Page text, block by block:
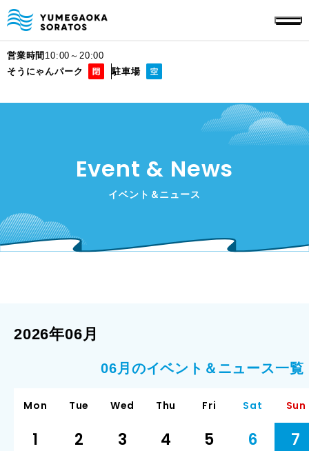
営業時間 10:00～20:00
そうにゃんパーク
駐車場
Event & News
イベント＆ニュース
2026年06月
06月のイベント＆ニュース一
Mon Tue Wed Thu Fri Sat Sun
1 2 3 4 5 6
7